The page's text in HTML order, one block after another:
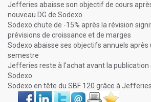
Jefferies abaisse son objectif de cours
nouveau DG de Sodexo
Sodexo chute de -15% après la révision
prévisions de croissance et de marges
Sodexo abaisse ses objectifs annuels après
semestre
Jefferies reste à l'achat avant la publication
Sodexo
Sodexo en tête du SBF 120 grâce à Jefferies
Face
book
LinkIn Twitter Envoyer ImprimerFavoris